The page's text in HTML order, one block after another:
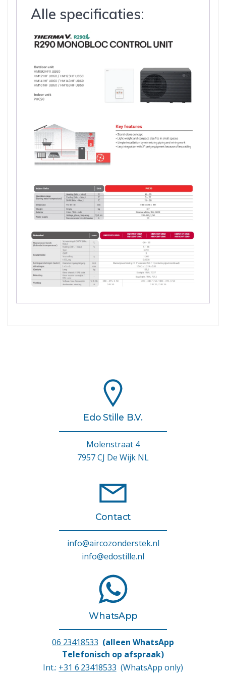
Alle specificaties:
Edo Stille B.V.
Molenstraat 4
7957 CJ De Wijk NL
Contact
info@aircozonderstek.nl
info@edostille.nl
WhatsApp
06 23418533 (alleen WhatsApp
Telefonisch op afspraak)
Int.: +31 6 23418533 (WhatsApp only)